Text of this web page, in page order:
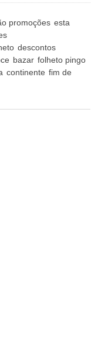
promoções esta
descontos
bazar folheto pingo
continente fim de